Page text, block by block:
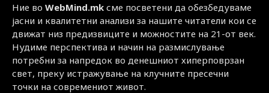
Ние во WebMind.mk сме посветени да обезбедуваме
јасни и квалитетни анализи за нашите читатели кои се
движат низ предизвиците и можностите на 21-от век.
Нудиме перспектива и начин на размислување
потребни за напредок во денешниот хиперповрзан
свет, преку истражување на клучните пресечни
точки на современиот живот.